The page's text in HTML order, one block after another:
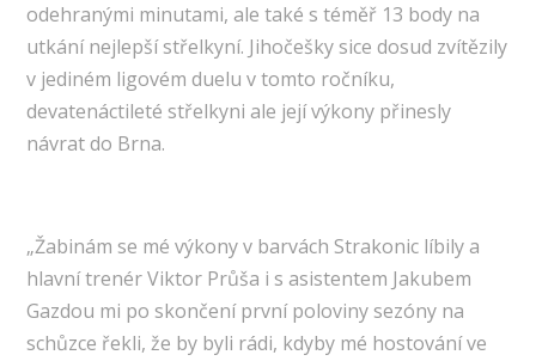
odehranými minutami, ale také s téměř 13 body na
utkání nejlepší střelkyní. Jihočešky sice dosud zvítězily
v jediném ligovém duelu v tomto ročníku,
devatenáctileté střelkyni ale její výkony přinesly
návrat do Brna.
„Žabinám se mé výkony v barvách Strakonic líbily a
hlavní trenér Viktor Průša i s asistentem Jakubem
Gazdou mi po skončení první poloviny sezóny na
schůzce řekli, že by byli rádi, kdyby mé hostování ve